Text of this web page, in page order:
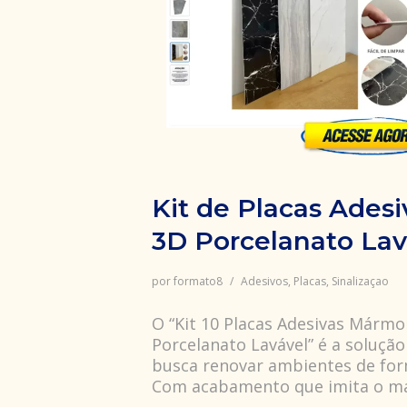
Kit de Placas
3D Porcelanato
porformato8 Adesivos, Placas, Sinalizaçao
O “Kit 10 Placas Adesivas
Porcelanato Lavável” é a
busca renovar ambientes de
Com acabamento que imita o